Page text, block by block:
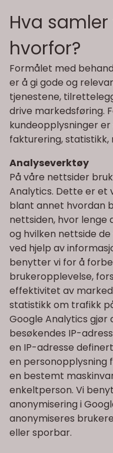
Hva
hvorfor?
Formålet med
er å gi gode og
tjenestene,
drive markedsføring.
kundeopplysninger
fakturering,
Analyseverktøy
På våre nettsider
Analytics. Dette er et
blant annet hvordan
nettsiden, hvor lenge
og hvilken nettside
ved hjelp av
benytter vi for å
brukeropplevelse,
effektivitet av
statistikk om trafikk
Google Analytics
besøkendes IP-
en IP-adresse
en personopplysning
en bestemt
enkeltperson. Vi
anonymisering i
anonymiseres
eller sporbar.